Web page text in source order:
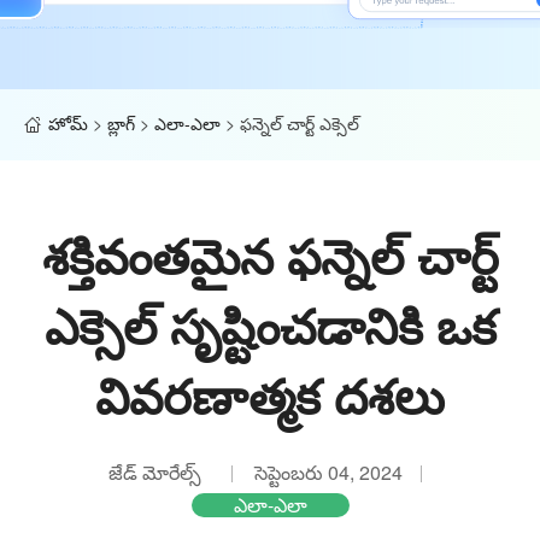
హోమ్ > బ్లాగ్> ఎలా-ఎలా > ఫన్నెల్ చార్ట్ ఎక్సెల్
శక్తివంతమైన ఫన్నెల్ చార్ట్
ఎక్సెల్ సృష్టించడానికి ఒక
వివరణాత్మక దశలు
జేడ్ మోరేల్స్
సెప్టెంబరు 04, 2024
ఎలా-ఎలా